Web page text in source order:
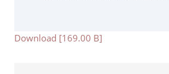
Download [169.00 B]